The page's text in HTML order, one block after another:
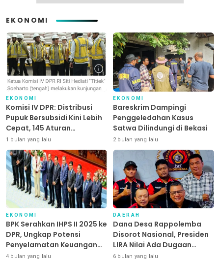
EKONOMI
EKONOMI
Komisi IV DPR: Distribusi
Pupuk Bersubsidi Kini Lebih
Cepat, 145 Aturan
Dipangkas
1 bulan yang lalu
EKONOMI
Bareskrim Dampingi
Penggeledahan Kasus
Satwa Dilindungi di Bekasi
2 bulan yang lalu
EKONOMI
BPK Serahkan IHPS II 2025 ke
DPR, Ungkap Potensi
Penyelamatan Keuangan
Negara Puluhan Triliun
4 bulan yang lalu
DAERAH
Dana Desa Rappolemba
Disorot Nasional, Presiden
LIRA Nilai Ada Dugaan
Abuse of Power
6 bulan yang lalu